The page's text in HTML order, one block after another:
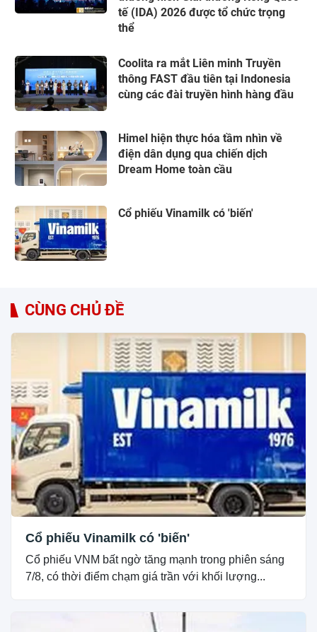
tế (IDA) 2026 được tổ chức trọng
thể
Coolita ra mắt Liên minh Truyền
thông FAST đầu tiên tại Indonesia
cùng các đài truyền hình hàng đầu
Himel hiện thực hóa tầm nhìn về
điện dân dụng qua chiến dịch
Dream Home toàn cầu
Cổ phiếu Vinamilk có 'biến'
CÙNG CHỦ ĐỀ
Cổ phiếu Vinamilk có 'biến'
Cổ phiếu VNM bất ngờ tăng mạnh trong phiên sáng
7/8, có thời điểm chạm giá trần với khối lượng...